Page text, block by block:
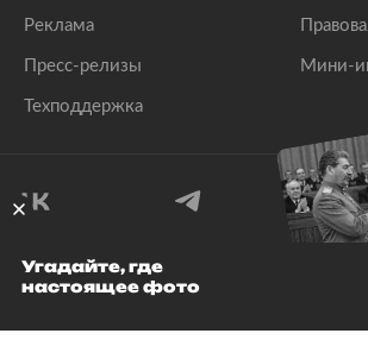
Реклама
Пресс-релизы
Техподдержка
Мини-
© 1999–2026 Все права защищены.
Угадайте, где
настоящее фото